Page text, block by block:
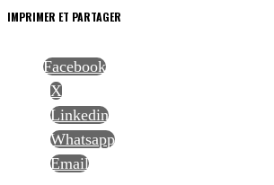
IMPRIMER ET PARTAGER
Facebook
X
Linkedin
Whatsapp
Email